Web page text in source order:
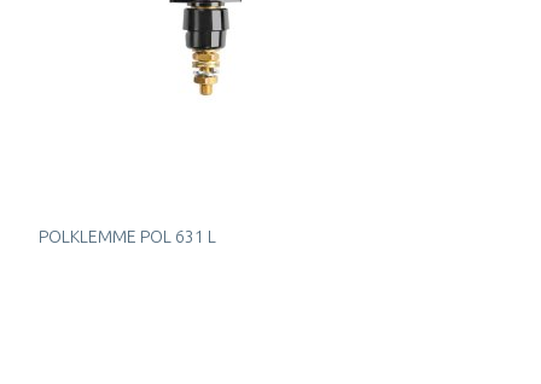
POLKLEMME POL 631 L